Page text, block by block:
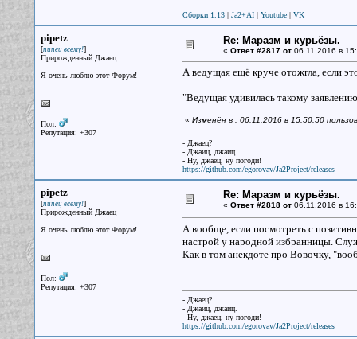
Сборки 1.13| Ja2+AI| Youtube| VK
pipetz
[пипец всему!]
Прирожденный Джаец
Я очень люблю этот Форум!
Пол:
Репутация: +307
Re: Маразм и курьёзы.
« Ответ #2817 от06.11.2016 в
А ведущая ещё круче отожгла, если
"Ведущая удивилась такому
« Изменён в : 06.11.2016 в 15:50:50
- Джаец?
- Джаиц, джаиц.
- Ну, джаец, ну погоди!
https://github.com/egorovav/Ja2Project/releases
pipetz
[пипец всему!]
Прирожденный Джаец
Я очень люблю этот Форум!
Пол:
Репутация: +307
Re: Маразм и курьёзы.
« Ответ #2818 от06.11.2016 в
А вообще, если посмотреть с
настрой у народной избранницы.
Как в том анекдоте про Вовочку,
- Джаец?
- Джаиц, джаиц.
- Ну, джаец, ну погоди!
https://github.com/egorovav/Ja2Project/releases